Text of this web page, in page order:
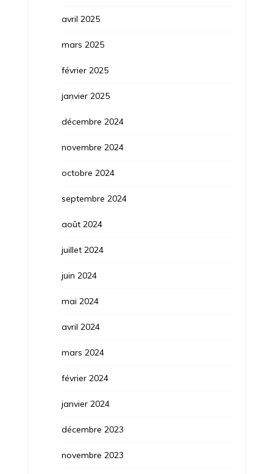
avril 2025
mars 2025
février 2025
janvier 2025
décembre 2024
novembre 2024
octobre 2024
septembre 2024
août 2024
juillet 2024
juin 2024
mai 2024
avril 2024
mars 2024
février 2024
janvier 2024
décembre 2023
novembre 2023